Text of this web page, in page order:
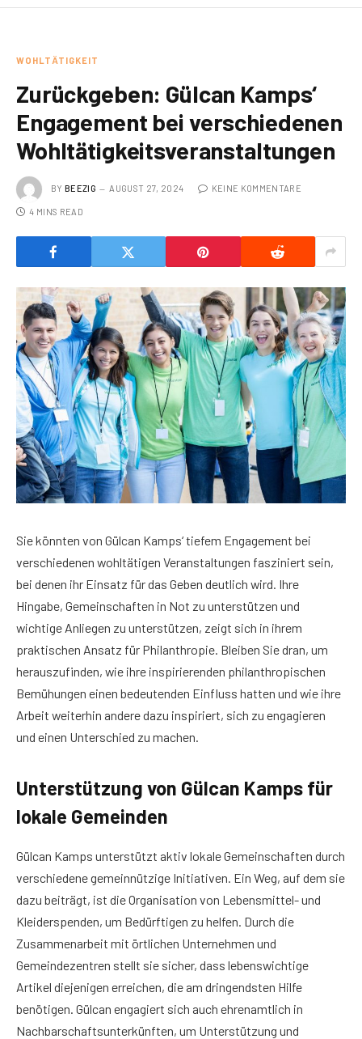
WOHLTÄTIGKEIT
Zurückgeben: Gülcan Kamps‘
Engagement bei verschiedenen
Wohltätigkeitsveranstaltungen
BY BEEZIG AUGUST 27, 2024 KEINE KOMMENTARE
4 MINS READ
Sie könnten von Gülcan Kamps‘ tiefem Engagement bei
verschiedenen wohltätigen Veranstaltungen fasziniert sein,
bei denen ihr Einsatz für das Geben deutlich wird. Ihre
Hingabe, Gemeinschaften in Not zu unterstützen und
wichtige Anliegen zu unterstützen, zeigt sich in ihrem
praktischen Ansatz für Philanthropie. Bleiben Sie dran, um
herauszufinden, wie ihre inspirierenden philanthropischen
Bemühungen einen bedeutenden Einfluss hatten und wie ihre
Arbeit weiterhin andere dazu inspiriert, sich zu engagieren
und einen Unterschied zu machen.
Unterstützung von Gülcan Kamps für
lokale Gemeinden
Gülcan Kamps unterstützt aktiv lokale Gemeinschaften durch
verschiedene gemeinnützige Initiativen. Ein Weg, auf dem sie
dazu beiträgt, ist die Organisation von Lebensmittel- und
Kleiderspenden, um Bedürftigen zu helfen. Durch die
Zusammenarbeit mit örtlichen Unternehmen und
Gemeindezentren stellt sie sicher, dass lebenswichtige
Artikel diejenigen erreichen, die am dringendsten Hilfe
benötigen. Gülcan engagiert sich auch ehrenamtlich in
Nachbarschaftsunterkünften, um Unterstützung und